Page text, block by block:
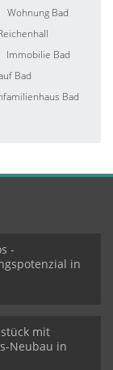
Wohnung Bad
Immobilie Bad
Bad
Bad
-
in
mit
Neubau in